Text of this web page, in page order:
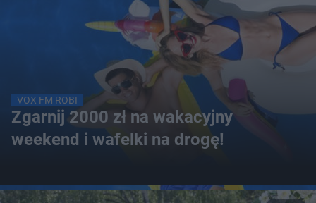
VOX FM ROBI
Zgarnij 2000 zł na wakacyjny
weekend i wafelki na drogę!